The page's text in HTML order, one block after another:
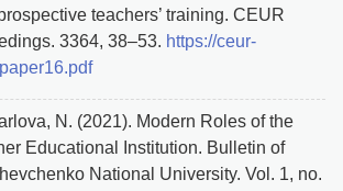
teachers’ training. CEUR
3364, 38–53. https://ceur-
N. (2021). Modern Roles of the
Educational Institution. Bulletin of
National University. Vol. 1, no.